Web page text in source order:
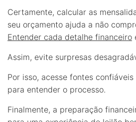
Certamente, calcular as
seu orçamento ajuda a não
Entender cada detalhe financeiro
Assim, evite surpresas
Por isso, acesse fontes confiáveis
para entender o processo.
Finalmente, a preparação